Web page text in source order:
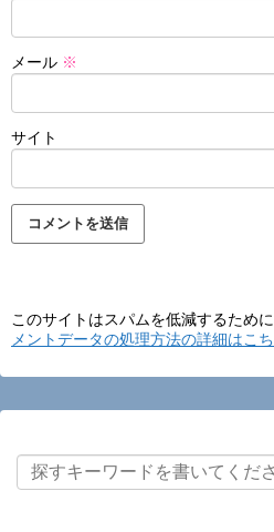
メール ※
サイト
このサイトはスパムを低減するため
メントデータの処理方法の詳細はこ